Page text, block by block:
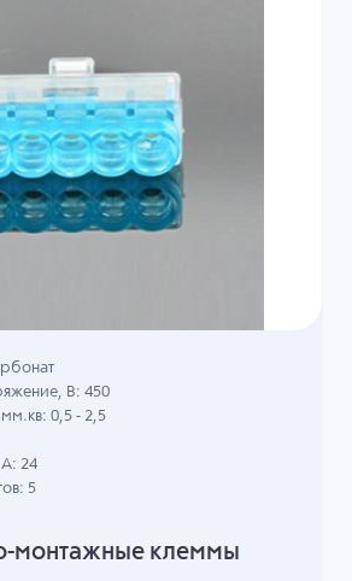
монтажные клеммы
B: 450
0,5 - 2,5
24
5